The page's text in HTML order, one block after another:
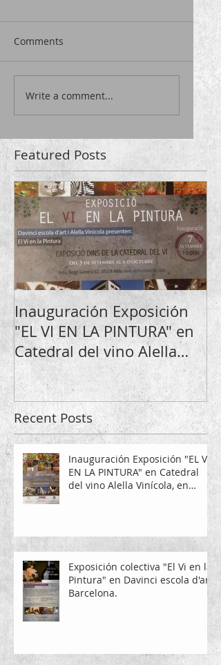
Comments
Write a comment...
Featured Posts
Inauguración Exposición
"EL VI EN LA PINTURA" en
Catedral del vino Alella
Vinícola, en Alella.
Recent Posts
Inauguración Exposición "EL VI
EN LA PINTURA" en Catedral
del vino Alella Vinícola, en
Exposición colectiva "El Vi en la
Pintura" en Davinci escola d'art.
Barcelona.